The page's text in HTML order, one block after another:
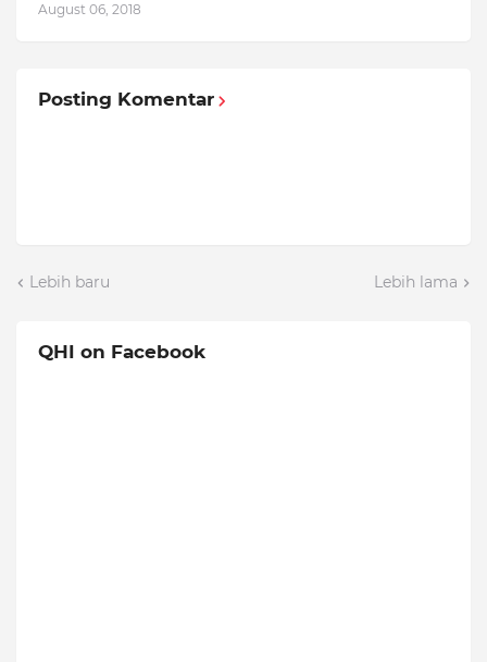
August 06, 2018
Posting Komentar
Lebih baru Lebih lama
QHI on Facebook